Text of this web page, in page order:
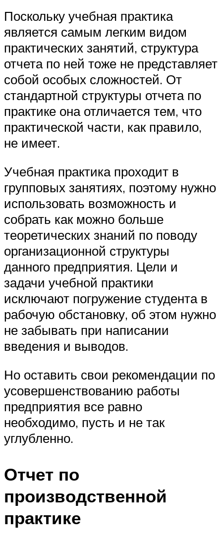
Поскольку учебная практика
является самым легким видом
практических занятий, структура
отчета по ней тоже не представляет
собой особых сложностей. От
стандартной структуры отчета по
практике она отличается тем, что
практической части, как правило,
не имеет.
Учебная практика проходит в
групповых занятиях, поэтому нужно
использовать возможность и
собрать как можно больше
теоретических знаний по поводу
организационной структуры
данного предприятия. Цели и
задачи учебной практики
исключают погружение студента в
рабочую обстановку, об этом нужно
не забывать при написании
введения и выводов.
Но оставить свои рекомендации по
усовершенствованию работы
предприятия все равно
необходимо, пусть и не так
углубленно.
Отчет по
производственной
практике